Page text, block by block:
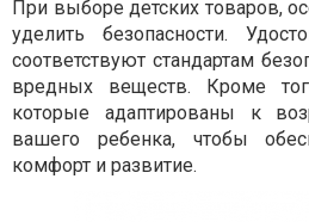
При выборе детских товаров,
уделить безопасности.
соответствуют стандартам
вредных веществ. Кроме
которые адаптированы к
вашего ребенка, чтобы
комфорт и развитие.